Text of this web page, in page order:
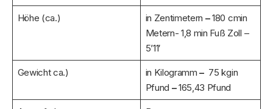
Höhe (ca.) in Zentimetern –180 cmin
Metern- 1,8 min Fuß Zoll –
5’11′
Gewicht ca.) in Kilogramm– 75 kgin
Pfund –165,43 Pfund